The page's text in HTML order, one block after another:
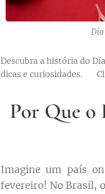
Dia
Descubra a história do
dicas e curiosidades. 💖
Por Que o
Imagine um país
fevereiro! No Brasil, o